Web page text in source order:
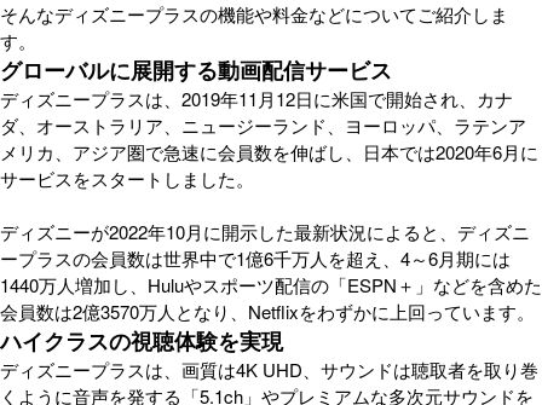
そんなディズニープラスの機能や料金などについてご紹介しま
す。
グローバルに展開する動画配信サービス
ディズニープラスは、2019年11月12日に米国で開始され、カナ
ダ、オーストラリア、ニュージーランド、ヨーロッパ、ラテンア
メリカ、アジア圏で急速に会員数を伸ばし、日本では2020年6月に
サービスをスタートしました。
ディズニーが2022年10月に開示した最新状況によると、ディズニ
ープラスの会員数は世界中で1億6千万人を超え、4～6月期には
1440万人増加し、Huluやスポーツ配信の「ESPN＋」などを含めた
会員数は2億3570万人となり、Netflixをわずかに上回っています。
ハイクラスの視聴体験を実現
ディズニープラスは、画質は4K UHD、サウンドは聴取者を取り巻
くように音声を発する「5.1ch」やプレミアムな多次元サウンドを